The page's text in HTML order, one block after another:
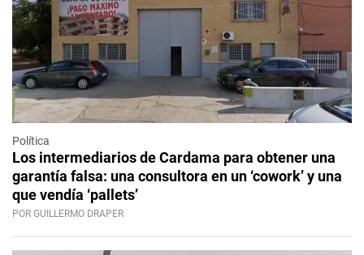
Política
Los intermediarios de Cardama para obtener una
garantía falsa: una consultora en un ‘cowork’ y una
que vendía ‘pallets’
POR GUILLERMO DRAPER